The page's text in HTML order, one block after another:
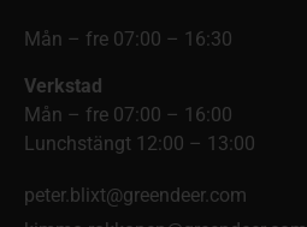
Mån – fre 07:00 – 16:30
Verkstad
Mån – fre 07:00 – 16:00
Lunchstängt 12:00 – 13:00
peter.blixt@greendeer.com